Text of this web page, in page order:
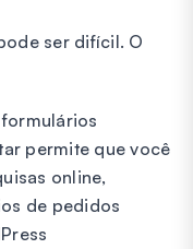
ser difícil. O
permite que você
online,
de pedidos